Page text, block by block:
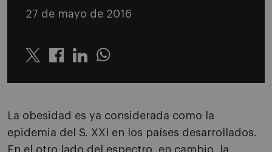
27 de mayo de 2016
Twitter LinkedinWhatsapp
La obesidad es ya considerada como la
epidemia del S. XXI en los países desarrollados.
En el otro lado del espectro, en cambio, la